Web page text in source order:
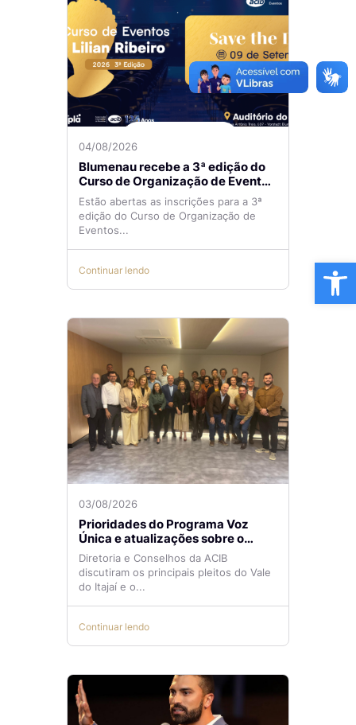
04/08/2026
Blumenau recebe a 3ª edição do
Curso de Organização de Eventos
Lilian Ribeiro
Estão abertas as inscrições para a 3ª
edição do Curso de Organização de
Eventos...
Continuar lendo
03/08/2026
Prioridades do Programa Voz
Única e atualizações sobre o
Aeroporto de Navegantes são
temas de reunião na ACIB
Diretoria e Conselhos da ACIB
discutiram os principais pleitos do Vale
do Itajaí e o...
Continuar lendo